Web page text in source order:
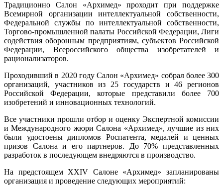
Традиционно Салон «Архимед» проходит при поддержке
Всемирной организации интеллектуальной собственности,
Федеральной службы по интеллектуальной собственности,
Торгово-промышленной палаты Российской Федерации, Лиги
содействия оборонным предприятиям, субъектов Российской
Федерации, Всероссийского общества изобретателей и
рационализаторов.
Проходивший в 2020 году Салон «Архимед» собрал более 300
организаций, участников из 25 государств и 46 регионов
Российской Федерации, которые представили более 700
изобретений и инновационных технологий.
Все участники прошли отбор и оценку Экспертной комиссии
и Международного жюри Салона «Архимед», лучшие из них
были удостоены дипломов Роспатента, медалей и ценных
призов Салона и его партнеров. До 70% представленных
разработок в последующем внедряются в производство.
На предстоящем XXIV Салоне «Архимед» запланированы
организация и проведение следующих мероприятий: